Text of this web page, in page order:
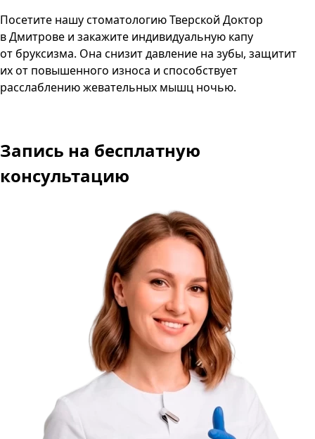
Посетите нашу стоматологию Тверской Доктор
в Дмитрове и закажите индивидуальную капу
от бруксизма. Она снизит давление на зубы, защитит
их от повышенного износа и способствует
расслаблению жевательных мышц ночью.
Запись на бесплатную
консультацию